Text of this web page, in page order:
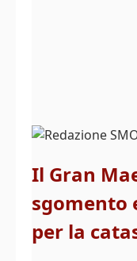
Il Gran
sgomento
per la